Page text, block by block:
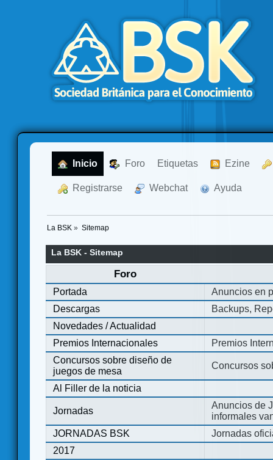
Inicio Foro Etiquetas Ezine
Registrarse Webchat Ayuda
La BSK » Sitemap
La BSK - Sitemap
Foro
Portada
Anuncios en
Descargas
Backups,
Novedades / Actualidad
Premios Internacionales
Premios
Concursos sobre diseño de
juegos de mesa
Concursos
Al Filler de la noticia
Jornadas
Anuncios de
informales
JORNADAS BSK
Jornadas
2017